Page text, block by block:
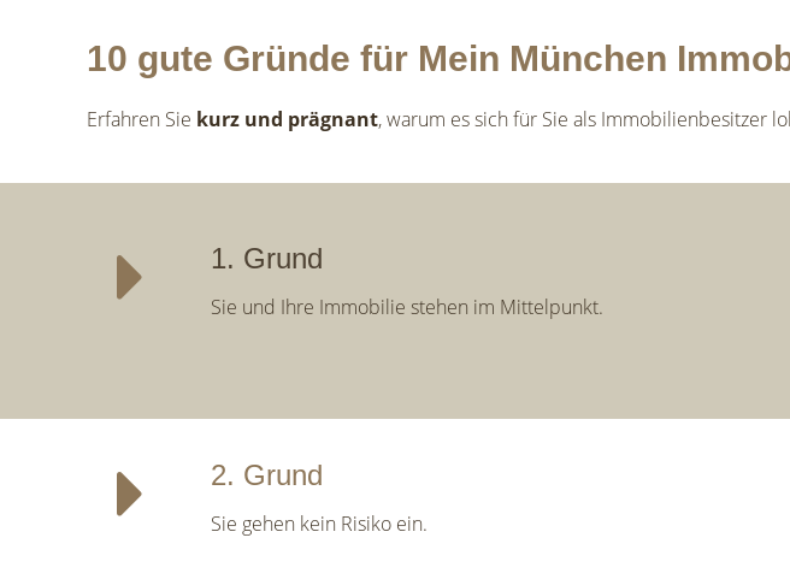
10 gute Gründe für Mein München
Erfahren Sie kurz und prägnant, warum es sich für Sie als Immobilienbesitzer
1. Grund
Sie und Ihre Immobilie stehen im Mittelpunkt.
2. Grund
Sie gehen kein Risiko ein.